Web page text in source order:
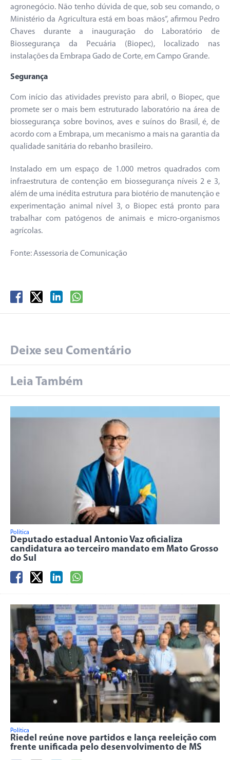
agronegócio. Não tenho dúvida de que, sob seu comando, o
Ministério da Agricultura está em boas mãos”, afirmou Pedro
Chaves durante a inauguração do Laboratório de
Biossegurança da Pecuária (Biopec), localizado nas
instalações da Embrapa Gado de Corte, em Campo Grande.
Segurança
Com início das atividades previsto para abril, o Biopec, que
promete ser o mais bem estruturado laboratório na área de
biossegurança sobre bovinos, aves e suínos do Brasil, é, de
acordo com a Embrapa, um mecanismo a mais na garantia da
qualidade sanitária do rebanho brasileiro.
Instalado em um espaço de 1.000 metros quadrados com
infraestrutura de contenção em biossegurança níveis 2 e 3,
além de uma inédita estrutura para biotério de manutenção e
experimentação animal nível 3, o Biopec está pronto para
trabalhar com patógenos de animais e micro-organismos
agrícolas.
Fonte: Assessoria de Comunicação
Deixe seu Comentário
Leia Também
Política
Deputado estadual Antonio Vaz oficializa
candidatura ao terceiro mandato em Mato Grosso
do Sul
Política
Riedel reúne nove partidos e lança reeleição com
frente unificada pelo desenvolvimento de MS